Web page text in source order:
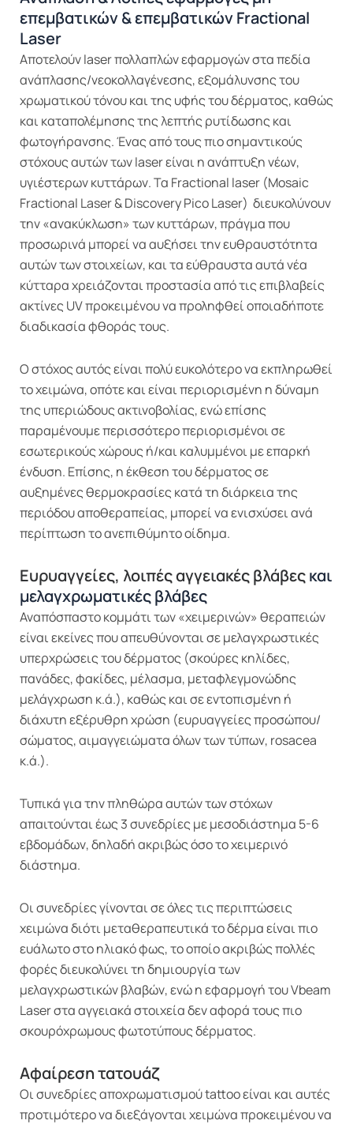
επεμβατικών & επεμβατικών Fractional
Laser
Αποτελούν laser πολλαπλών εφαρμογών στα πεδία
ανάπλασης/νεοκολλαγένεσης, εξομάλυνσης του
χρωματικού τόνου και της υφής του δέρματος, καθώς
και καταπολέμησης της λεπτής ρυτίδωσης και
φωτογήρανσης. Ένας από τους πιο σημαντικούς
στόχους αυτών των laser είναι η ανάπτυξη νέων,
υγιέστερων κυττάρων. Τα Fractional laser (Mosaic
Fractional Laser & Discovery Pico Laser) διευκολύνουν
την «ανακύκλωση» των κυττάρων, πράγμα που
προσωρινά μπορεί να αυξήσει την ευθραυστότητα
αυτών των στοιχείων, και τα εύθραυστα αυτά νέα
κύτταρα χρειάζονται προστασία από τις επιβλαβείς
ακτίνες UV προκειμένου να προληφθεί οποιαδήποτε
διαδικασία φθοράς τους.
Ο στόχος αυτός είναι πολύ ευκολότερο να εκπληρωθεί
το χειμώνα, οπότε και είναι περιορισμένη η δύναμη
της υπεριώδους ακτινοβολίας, ενώ επίσης
παραμένουμε περισσότερο περιορισμένοι σε
εσωτερικούς χώρους ή/και καλυμμένοι με επαρκή
ένδυση. Επίσης, η έκθεση του δέρματος σε
αυξημένες θερμοκρασίες κατά τη διάρκεια της
περιόδου αποθεραπείας, μπορεί να ενισχύσει ανά
περίπτωση το ανεπιθύμητο οίδημα.
Ευρυαγγείες, λοιπές αγγειακές βλάβεςκαι
μελαγχρωματικές βλάβες
Αναπόσπαστο κομμάτι των «χειμερινών» θεραπειών
είναι εκείνες που απευθύνονται σε μελαγχρωστικές
υπερχρώσεις του δέρματος (σκούρες κηλίδες,
πανάδες, φακίδες, μέλασμα, μεταφλεγμονώδης
μελάγχρωση κ.ά.), καθώς και σε εντοπισμένη ή
διάχυτη εξέρυθρη χρώση (ευρυαγγείες προσώπου/
σώματος, αιμαγγειώματα όλων των τύπων, rosacea
κ.ά.).
Τυπικά για την πληθώρα αυτών των στόχων
απαιτούνται έως 3 συνεδρίες με μεσοδιάστημα 5-6
εβδομάδων, δηλαδή ακριβώς όσο το χειμερινό
διάστημα.
Οι συνεδρίες γίνονται σε όλες τις περιπτώσεις
χειμώνα διότι μεταθεραπευτικά το δέρμα είναι πιο
ευάλωτο στο ηλιακό φως, το οποίο ακριβώς πολλές
φορές διευκολύνει τη δημιουργία των
μελαγχρωστικών βλαβών, ενώ η εφαρμογή του Vbeam
Laser στα αγγειακά στοιχεία δεν αφορά τους πιο
σκουρόχρωμους φωτοτύπους δέρματος.
Αφαίρεση τατουάζ
Οι συνεδρίες αποχρωματισμού tattoo είναι και αυτές
προτιμότερο να διεξάγονται χειμώνα προκειμένου να